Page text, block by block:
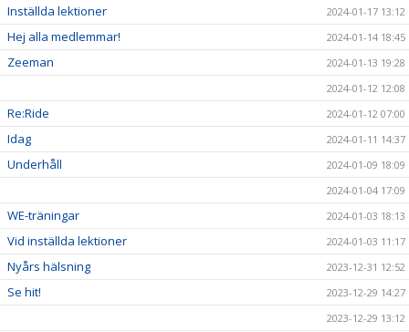
Inställda lektioner 2024-01-17 13:12
Hej alla medlemmar! 2024-01-14 18:45
Zeeman
2024-01-13 19:28
2024-01-12 12:08
Re:Ride 2024-01-12 07:00
Idag 2024-01-11 14:37
Underhåll
2024-01-09 18:09
2024-01-04 17:09
WE-träningar 2024-01-03 18:13
Vid inställda lektioner 2024-01-03 11:17
Nyårs hälsning 2023-12-31 12:52
Se hit!
2023-12-29 14:27
2023-12-29 13:12